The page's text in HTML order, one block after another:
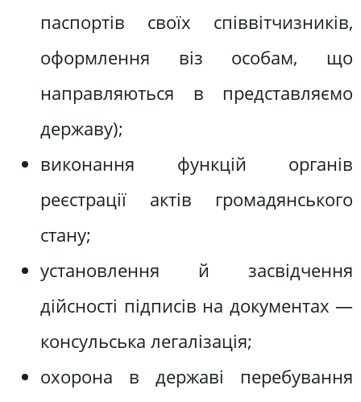
паспортів своїх співвітчизників,
оформлення віз особам, що
направляються в представляємо
державу);
виконання функцій органів
реєстрації актів громадянського
стану;
установлення й засвідчення
дійсності підписів на документах —
консульська легалізація;
охорона в державі перебування